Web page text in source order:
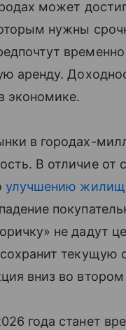
может
нужны
аренду.
экономике.
в городах-
В отличие от
улучшению
не дадут
текущую
вниз во
года станет